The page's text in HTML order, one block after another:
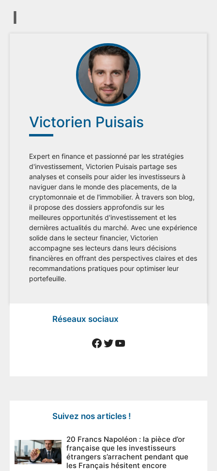
Victorien Puisais
Expert en finance et passionné par les stratégies
d'investissement, Victorien Puisais partage ses
analyses et conseils pour aider les investisseurs à
naviguer dans le monde des placements, de la
cryptomonnaie et de l'immobilier. À travers son blog,
il propose des dossiers approfondis sur les
meilleures opportunités d'investissement et les
dernières actualités du marché. Avec une expérience
solide dans le secteur financier, Victorien
accompagne ses lecteurs dans leurs décisions
financières en offrant des perspectives claires et des
recommandations pratiques pour optimiser leur
portefeuille.
Réseaux sociaux
Facebook
Twitter
YouTube
Suivez nos articles !
20 Francs Napoléon : la pièce d’or
française que les investisseurs
étrangers s’arrachent pendant que
les Français hésitent encore